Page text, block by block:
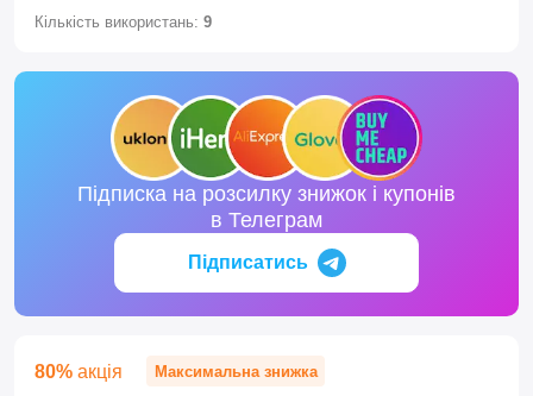
Кількість використань: 9
Підписка на розсилку знижок і купонів
в Телеграм
Підписатись
80% акція Максимальна знижка